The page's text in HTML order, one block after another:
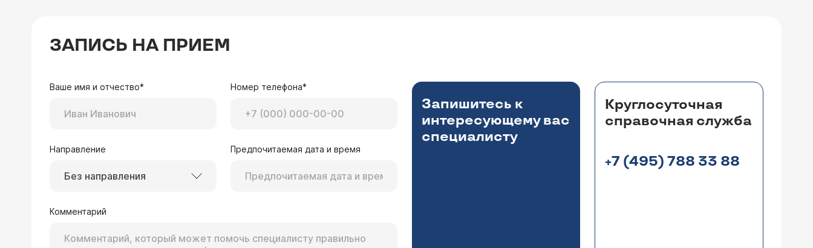
ЗАПИСЬ НА ПРИЕМ
Ваше имя и отчество* Номер телефона*
Направление
Без направления
Предпочитаемая дата и время
Комментарий
Запишитесь к
интересующему вас
специалисту
Круглосуточная
справочная служба
+7 (495) 788 33 88